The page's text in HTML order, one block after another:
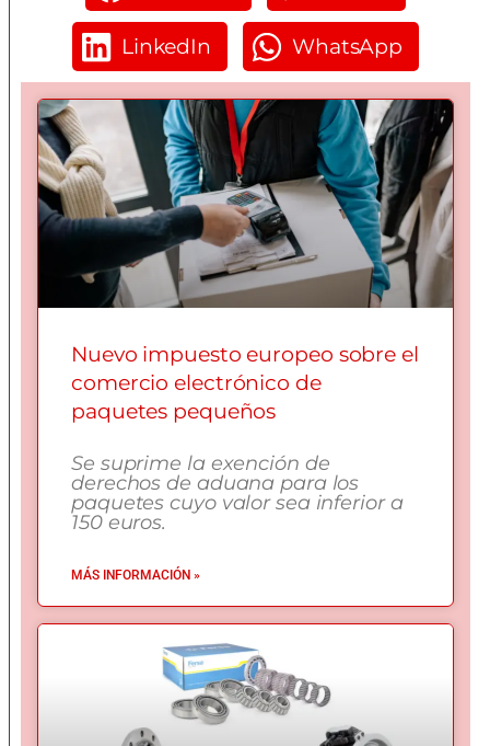
LinkedIn WhatsApp
Nuevo impuesto europeo sobre el
comercio electrónico de
paquetes pequeños
Se suprime la exención de
derechos de aduana para los
paquetes cuyo valor sea inferior a
150 euros.
MÁS INFORMACIÓN »